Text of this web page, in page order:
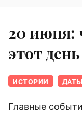
20 июня:
этот день
ИСТОРИИ
Главные